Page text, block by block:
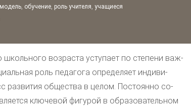
модель, обучение, роль учителя, учащиеся
возраста уступает по степени важ-
роль педагога определяет индиви-
развития общества в целом. Постоянно со-
ключевой фигурой в образовательном